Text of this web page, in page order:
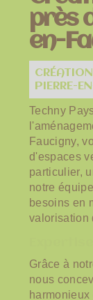
près
en-
PIERRE-
Techny
Faucigny,
d'espaces
particulier,
notre
besoins en
valorisation
Grâce à
nous